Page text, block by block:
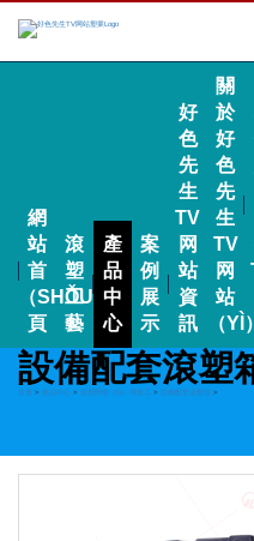
網
站
首
（SHǑU）
頁
滾
塑
工
藝
產
品
中
心
案
例
展
示
好
色
先
生
TV
网
站
資
訊
關
於
好
色
先
生
TV
网
站
（YÌ
設備配套滾塑
首頁 > 產品中心 > 滾塑開發（fā）與加工 > 設備配套滾塑箱 >